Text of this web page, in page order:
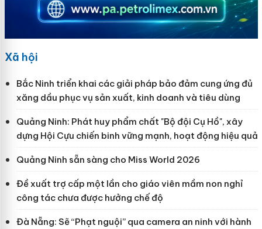
Xã hội
Bắc Ninh triển khai các giải pháp bảo đảm cung ứng đủ
xăng dầu phục vụ sản xuất, kinh doanh và tiêu dùng
Quảng Ninh: Phát huy phẩm chất "Bộ đội Cụ Hồ", xây
dựng Hội Cựu chiến binh vững mạnh, hoạt động hiệu quả
Quảng Ninh sẵn sàng cho Miss World 2026
Đề xuất trợ cấp một lần cho giáo viên mầm non nghỉ
công tác chưa được hưởng chế độ
Đà Nẵng: Sẽ “Phạt nguội” qua camera an ninh với hành